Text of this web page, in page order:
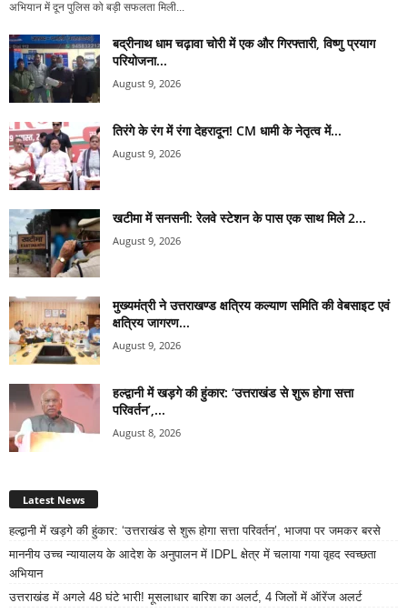
अभियान में दून पुलिस को बड़ी सफलता मिली...
बद्रीनाथ धाम चढ़ावा चोरी में एक और गिरफ्तारी, विष्णु प्रयाग
परियोजना...
August 9, 2026
तिरंगे के रंग में रंगा देहरादून! CM धामी के नेतृत्व में...
August 9, 2026
खटीमा में सनसनी: रेलवे स्टेशन के पास एक साथ मिले 2...
August 9, 2026
मुख्यमंत्री ने उत्तराखण्ड क्षत्रिय कल्याण समिति की वेबसाइट एवं
क्षत्रिय जागरण...
August 9, 2026
हल्द्वानी में खड़गे की हुंकार: ‘उत्तराखंड से शुरू होगा सत्ता
परिवर्तन’,...
August 8, 2026
Latest News
हल्द्वानी में खड़गे की हुंकार: ‘उत्तराखंड से शुरू होगा सत्ता परिवर्तन’, भाजपा पर जमकर बरसे
माननीय उच्च न्यायालय के आदेश के अनुपालन में IDPL क्षेत्र में चलाया गया वृहद स्वच्छता
अभियान
उत्तराखंड में अगले 48 घंटे भारी! मूसलाधार बारिश का अलर्ट, 4 जिलों में ऑरेंज अलर्ट